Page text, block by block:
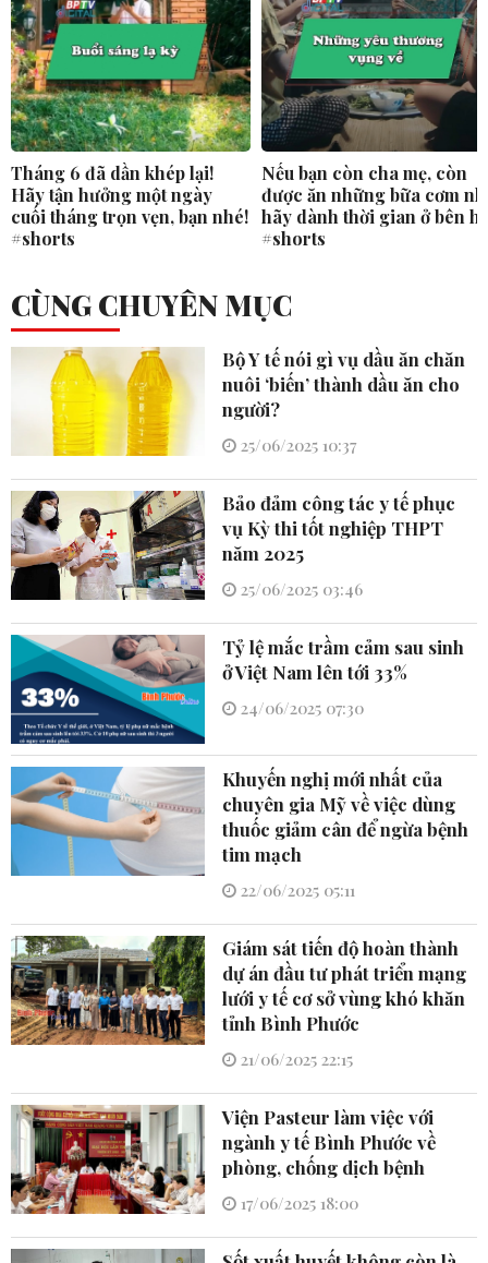
Tháng 6 đã dần khép lại!
Hãy tận hưởng một ngày
cuối tháng trọn vẹn, bạn nhé!
#shorts
Nếu bạn còn cha mẹ, còn
được ăn những bữa cơm
hãy dành thời gian ở bên
#shorts
CÙNG CHUYÊN MỤC
Bộ Y tế nói gì vụ dầu ăn chăn
nuôi ‘biến’ thành dầu ăn cho
người?
25/06/2025 10:37
Bảo đảm công tác y tế phục
vụ Kỳ thi tốt nghiệp THPT
năm 2025
25/06/2025 03:46
Tỷ lệ mắc trầm cảm sau sinh
ở Việt Nam lên tới 33%
24/06/2025 07:30
Khuyến nghị mới nhất của
chuyên gia Mỹ về việc dùng
thuốc giảm cân để ngừa bệnh
tim mạch
22/06/2025 05:11
Giám sát tiến độ hoàn thành
dự án đầu tư phát triển mạng
lưới y tế cơ sở vùng khó khăn
tỉnh Bình Phước
21/06/2025 22:15
Viện Pasteur làm việc với
ngành y tế Bình Phước về
phòng, chống dịch bệnh
17/06/2025 18:00